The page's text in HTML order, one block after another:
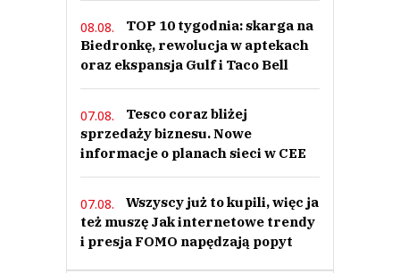
08.08.
TOP 10 tygodnia: skarga na
Biedronkę, rewolucja w aptekach
oraz ekspansja Gulf i Taco Bell
07.08.
Tesco coraz bliżej
sprzedaży biznesu. Nowe
informacje o planach sieci w CEE
07.08.
Wszyscy już to kupili, więc ja
też muszę Jak internetowe trendy
i presja FOMO napędzają popyt